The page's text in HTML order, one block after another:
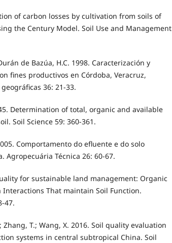
of carbon losses by cultivation from soils of
the Century Model. Soil Use and Management
de Bazúa, H.C. 1998. Caracterización y
fines productivos en Córdoba, Veracruz,
36: 21-33.
Determination of total, organic and available
Soil Science 59: 360-361.
Comportamento do efluente e do solo
Agropecuária Técnica 26: 60-67.
for sustainable land management: Organic
That maintain Soil Function.
47.
Zhang, T.; Wang, X. 2016. Soil quality evaluation
systems in central subtropical China. Soil